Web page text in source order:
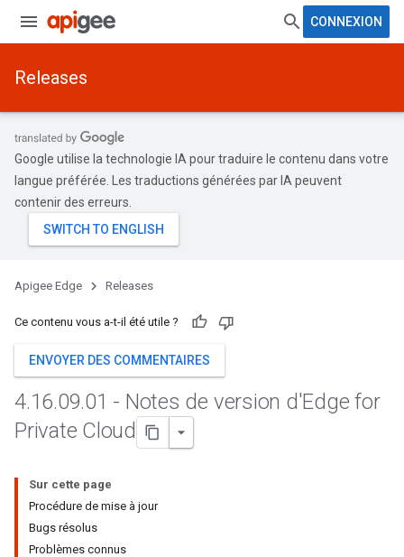
CONNEXION
Releases
Google utilise la technologie IA pour traduire le contenu dans votre
langue préférée. Les traductions générées par IA peuvent
contenir des erreurs.
Apigee Edge Releases
Ce contenu vous a-t-il été utile ?
ENVOYER DES COMMENTAIRES
4.16.09.01 - Notes de version d'Edge for
Private Cloud
Sur cette page
Procédure de mise à jour
Bugs résolus
Problèmes connus